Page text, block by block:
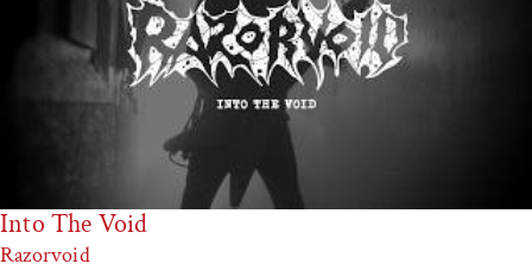
Into The Void
Razorvoid